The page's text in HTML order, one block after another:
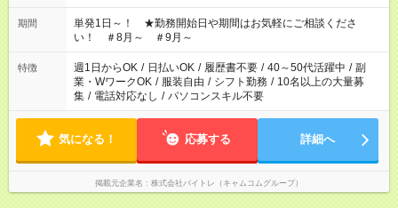
お気軽にご相談ください！
期間
単発1日～！ ★勤務開始日や期間はお気軽にご相談くださ
い！ ＃8月～ ＃9月～
特徴 週1日からOK / 日払いOK / 履歴書不要 / 40～50代活躍中 / 副
業・WワークOK / 服装自由 / シフト勤務 / 10名以上の大量募
集 / 電話対応なし / パソコンスキル不要
気になる！ 応募する 詳細へ
掲載元企業名 株式会社バイトレ（キャムコムグループ）